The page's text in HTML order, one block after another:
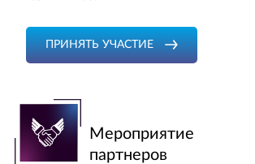
СПИСОК ЧЛЕНОВ УРАЛЬСКОЙ ТПП
ВИДЕО
КОНТАКТЫ
ПРИНЯТЬ УЧАСТИЕ
Мероприятие
партнеров